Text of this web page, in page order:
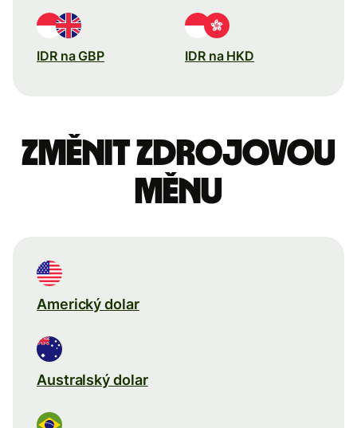
IDR na GBP IDR na HKD
Změnit zdrojovou
měnu
Americký dolar
Australský dolar